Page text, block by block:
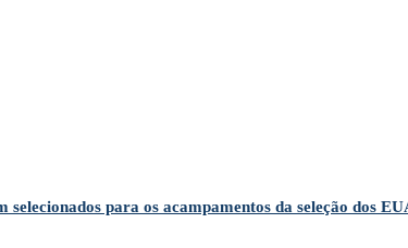
para os acampamentos da seleção dos